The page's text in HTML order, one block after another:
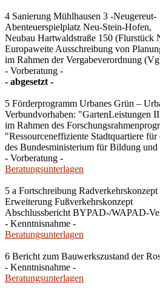
4 Sanierung Mühlhausen 3 -Neugereut-
Abenteuerspielplatz Neu-Stein-Hofen,
Neubau Hartwaldstraße 150 (Flurstück
Europaweite Ausschreibung von
im Rahmen der Vergabeverordnung
- Vorberatung -
- abgesetzt -
5 Förderprogramm Urbanes Grün –
Verbundvorhaben: "GartenLeistungen
im Rahmen des
"Ressourceneffiziente Stadtquartiere
des Bundesministerium für Bildung
- Vorberatung -
Beratungsunterlagen
5 a Fortschreibung Radverkehrskonzept
Erweiterung Fußverkehrskonzept
Abschlussbericht BYPAD-/WAPAD-
- Kenntnisnahme -
Beratungsunterlagen
6 Bericht zum Bauwerkszustand der
- Kenntnisnahme -
Beratungsunterlagen